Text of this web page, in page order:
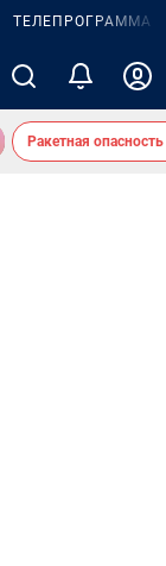
ТЕЛЕПРОГРАММА
Ракетная